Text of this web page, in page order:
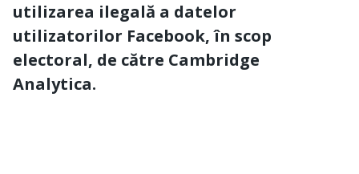
utilizarea ilegală a datelor
utilizatorilor Facebook, în scop
electoral, de către Cambridge
Analytica.